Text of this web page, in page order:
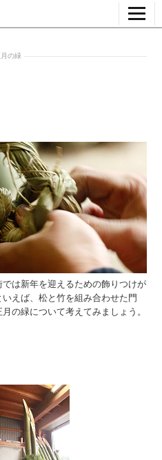
の緑
は新年を迎えるための飾りつけが
えば、松と竹を組み合わせた門
の緑について考えてみましょう。